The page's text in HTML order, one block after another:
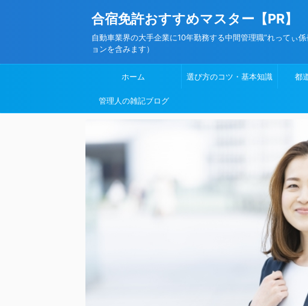
合宿免許おすすめマスター【PR】
自動車業界の大手企業に10年勤務する中間管理職”れってぃ
ョンを含みます）
ホーム 選び方のコツ・基本知識 都
管理人の雑記ブログ